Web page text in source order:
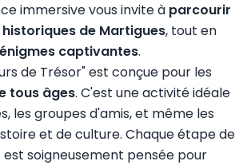
immersive vous invite à parcourir
de Martigues, tout en
captivantes.
de Trésor" est conçue pour les
tous âges. C'est une activité idéale
les groupes d'amis, et même les
et de culture. Chaque étape de
soigneusement pensée pour